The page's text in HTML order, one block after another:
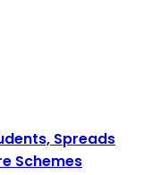
Spreads
Schemes